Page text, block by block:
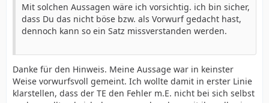
Mit solchen Aussagen wäre ich vorsichtig. ich bin sicher,
dass Du das nicht böse bzw. als Vorwurf gedacht hast,
dennoch kann so ein Satz missverstanden werden.
Danke für den Hinweis. Meine Aussage war in keinster
Weise vorwurfsvoll gemeint. Ich wollte damit in erster Linie
klarstellen, dass der TE den Fehler m.E. nicht bei sich selbst